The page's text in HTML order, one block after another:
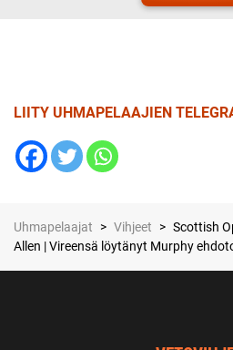
LIITY UHMAPELAAJIEN
Uhmapelaajat > Vihjeet > Scottish
Allen | Vireensä löytänyt Murphy